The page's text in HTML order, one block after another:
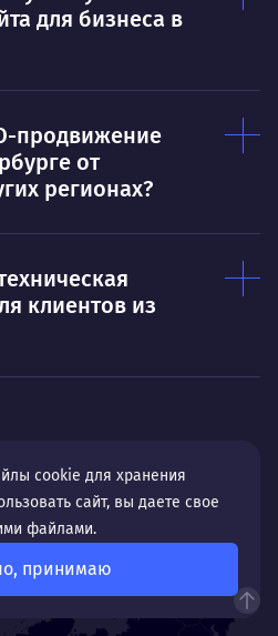
для бизнеса в
продвижение
от
регионах?
клиентов из
из
cookie для хранения
сайт, вы даете свое
файлами.
принимаю